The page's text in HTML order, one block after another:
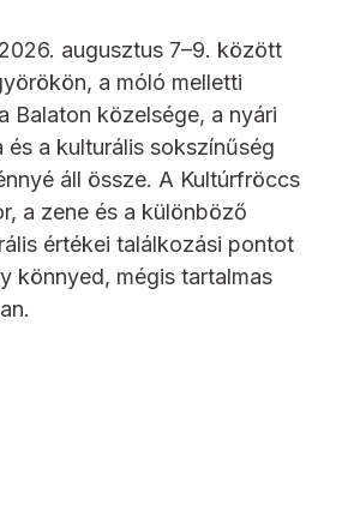
augusztus 7–9. között
a móló melletti
Balaton közelsége, a nyári
és a kulturális sokszínűség
áll össze. A Kultúrfröccs
a zene és a különböző
értékei találkozási pontot
könnyed, mégis tartalmas